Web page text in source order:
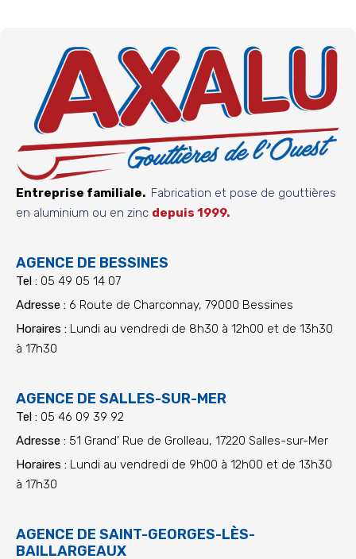
Entreprise familiale. Fabrication et pose de gouttières
en aluminium ou en zinc depuis 1999.
AGENCE DE BESSINES
Tel : 05 49 05 14 07
Adresse : 6 Route de Charconnay, 79000 Bessines
Horaires : Lundi au vendredi de 8h30 à 12h00 et de 13h30
à 17h30
AGENCE DE SALLES-SUR-MER
Tel : 05 46 09 39 92
Adresse : 51 Grand' Rue de Grolleau, 17220 Salles-sur-Mer
Horaires : Lundi au vendredi de 9h00 à 12h00 et de 13h30
à 17h30
AGENCE DE SAINT-GEORGES-LÈS-
BAILLARGEAUX